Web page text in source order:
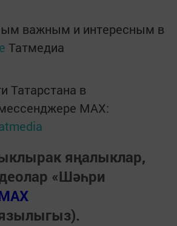
важным и интересным в
Татмедиа
Татарстана в
MАХ:
яңалыклар,
«Шәһри